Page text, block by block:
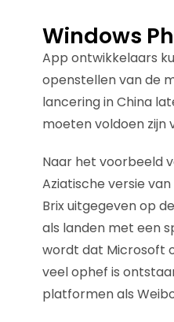
Windows
App ontwikkelaars
openstellen van de
lancering in China
moeten voldoen zijn
Naar het voorbeeld
Aziatische versie
Brix uitgegeven op
als landen met een
wordt dat Microsoft
veel ophef is
platformen als